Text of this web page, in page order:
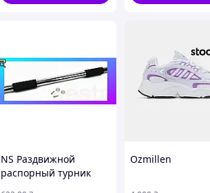
NS Раздвижной
распорный турник
Ozmillen